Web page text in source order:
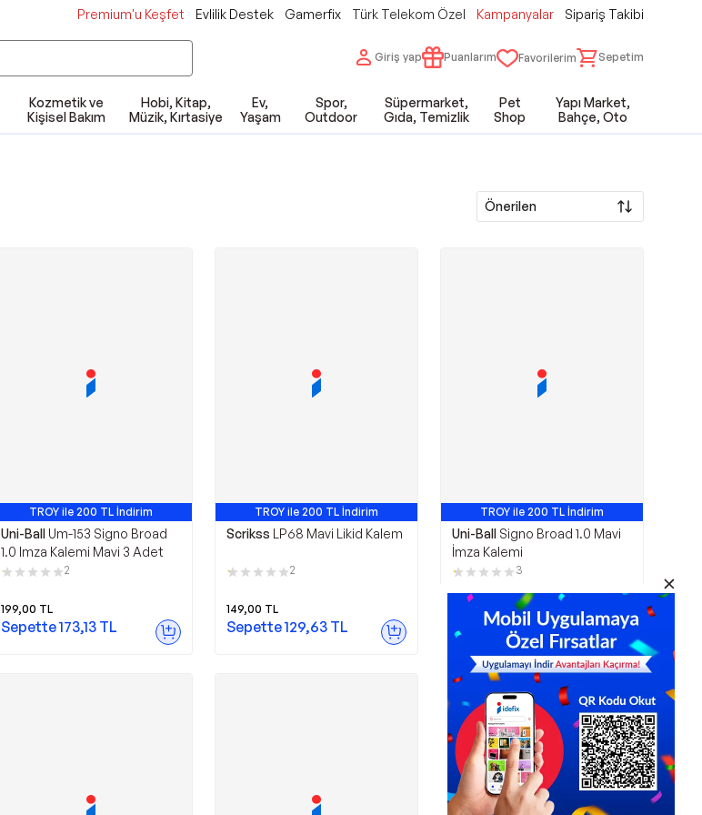
Premium'u Keşfet Evlilik Destek Gamerfix Türk Telekom Özel Kampanyalar Sipariş Takibi
Giriş yap Puanlarım Favorilerim Sepetim
Kozmetik ve
Kişisel Bakım
Hobi, Kitap,
Müzik, Kırtasiye
Ev,
Yaşam
Spor,
Outdoor
Süpermarket,
Gıda, Temizlik
Pet
Shop
Yapı Market,
Bahçe, Oto
Önerilen
TROY ile 200 TL İndirim
Uni-Ball Um-153 Signo Broad
1.0 Imza Kalemi Mavi 3 Adet
2
199,00 TL
Sepette173,13 TL
TROY ile 200 TL İndirim
Scrikss LP68 Mavi Likid Kalem
2
149,00 TL
Sepette129,63 TL
TROY ile 200 TL İndirim
Uni-Ball Signo Broad 1.0 Mavi
İmza Kalemi
3
TL
Sepette86,13TL